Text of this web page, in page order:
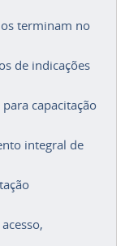
terminam no
de indicações
capacitação
integral de